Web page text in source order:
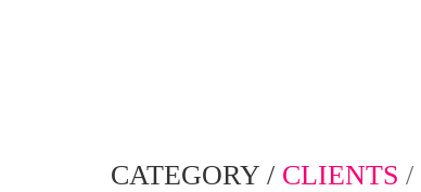
CATEGORY / CLIENTS /